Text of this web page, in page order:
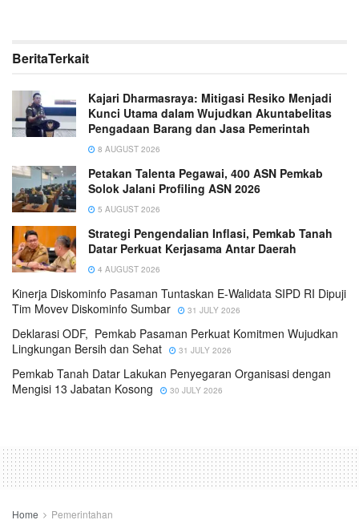
BeritaTerkait
Kajari Dharmasraya: Mitigasi Resiko Menjadi
Kunci Utama dalam Wujudkan Akuntabelitas
Pengadaan Barang dan Jasa Pemerintah
8 AUGUST 2026
Petakan Talenta Pegawai, 400 ASN Pemkab
Solok Jalani Profiling ASN 2026
5 AUGUST 2026
Strategi Pengendalian Inflasi, Pemkab Tanah
Datar Perkuat Kerjasama Antar Daerah
4 AUGUST 2026
Kinerja Diskominfo Pasaman Tuntaskan E-Walidata SIPD RI Dipuji
Tim Movev Diskominfo Sumbar
31 JULY 2026
Deklarasi ODF, Pemkab Pasaman Perkuat Komitmen Wujudkan
Lingkungan Bersih dan Sehat
31 JULY 2026
Pemkab Tanah Datar Lakukan Penyegaran Organisasi dengan
Mengisi 13 Jabatan Kosong
30 JULY 2026
Home Pemerintahan